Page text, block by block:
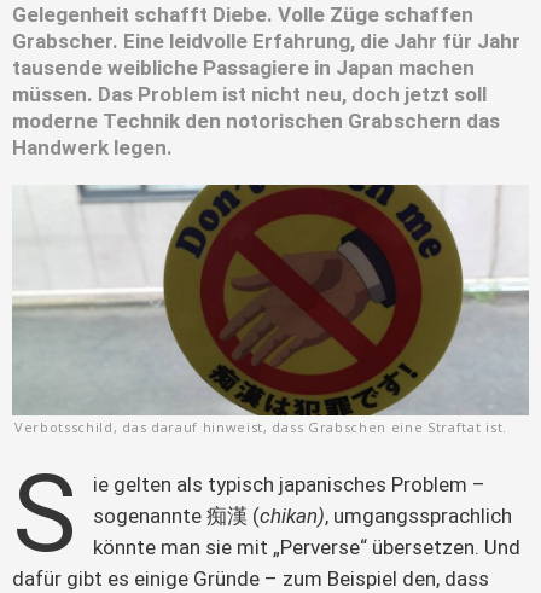
Gelegenheit schafft Diebe. Volle Züge schaffen
Grabscher. Eine leidvolle Erfahrung, die Jahr für Jahr
tausende weibliche Passagiere in Japan machen
müssen. Das Problem ist nicht neu, doch jetzt soll
moderne Technik den notorischen Grabschern das
Handwerk legen.
Verbotsschild, das darauf hinweist, dass Grabschen eine Straftat ist.
S
ie gelten als typisch japanisches Problem –
sogenannte 痴漢 (chikan), umgangssprachlich
könnte man sie mit „Perverse“ übersetzen. Und
dafür gibt es einige Gründe – zum Beispiel den, dass